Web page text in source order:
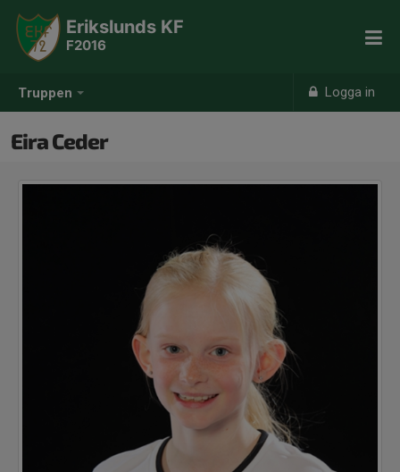
Truppen Logga in
Erikslunds KF
F2016
Eira Ceder